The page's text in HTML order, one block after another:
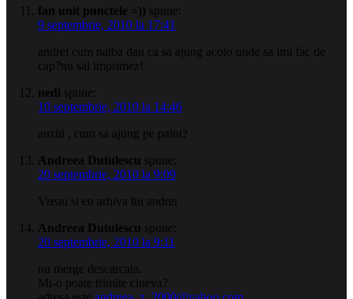
fan unit punctele =)) spune:
9 septembrie, 2010 la 17:41
andrei cum naiba dau ca sa ajung acolo unde sa imi fac de
cap?nu sal imprimez!
nedi spune:
10 septembrie, 2010 la 14:46
auziti , cum sa ajung pe paint?
Andreea Dutulescu spune:
20 septembrie, 2010 la 9:09
Vreau si eu arhiva lui andrei
Andreea Dutulescu spune:
20 septembrie, 2010 la 9:11
nu merge descarcata.
Mi-o poate trimite cineva?